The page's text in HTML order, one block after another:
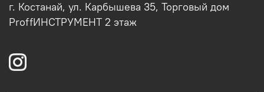
г. Костанай, ул. Карбышева 35, Торговый дом
ProffИНСТРУМЕНТ 2 этаж